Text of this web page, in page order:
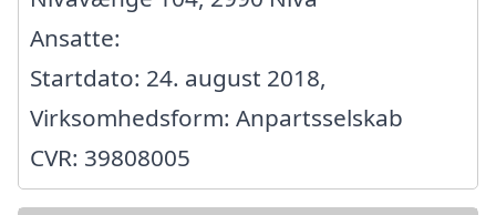
Ansatte:
Startdato: 24. august 2018,
Virksomhedsform: Anpartsselskab
CVR: 39808005